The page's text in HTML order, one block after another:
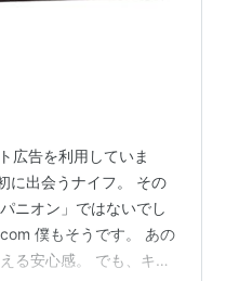
広告を利用していま
に出会うナイフ。 その
ニオン」ではないでし
僕もそうです。 あの
る安心感。 でも、キャ